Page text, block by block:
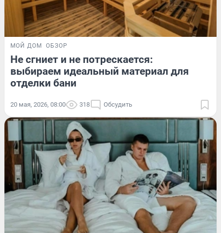
МОЙ ДОМ ОБЗОР
Не сгниет и не потрескается:
выбираем идеальный материал для
отделки бани
20 мая, 2026, 08:00 318 Обсудить